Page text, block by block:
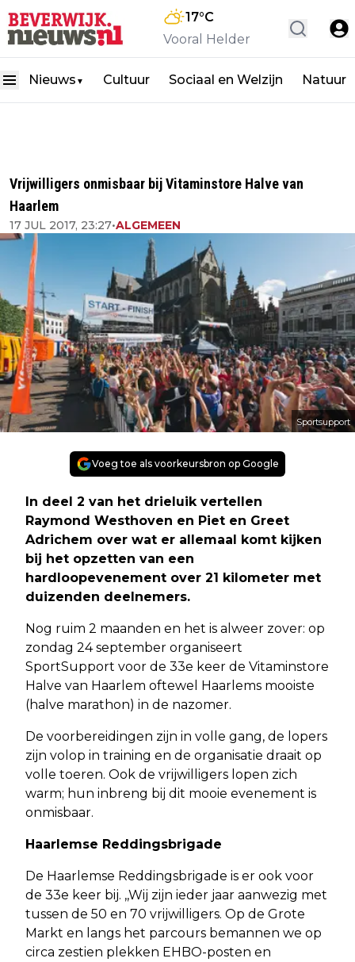
17°C
Vooral Helder
Nieuws ▼ Cultuur Sociaal en Welzijn Natuur
Vrijwilligers onmisbaar bij Vitaminstore Halve van
Haarlem
17 JUL 2017, 23:27•ALGEMEEN
Sportsupport
Voeg toe als voorkeursbron op Google
In deel 2 van het drieluik vertellen
Raymond Westhoven en Piet en Greet
Adrichem over wat er allemaal komt kijken
bij het opzetten van een
hardloopevenement over 21 kilometer met
duizenden deelnemers.
Nog ruim 2 maanden en het is alweer zover: op
zondag 24 september organiseert
SportSupport voor de 33e keer de Vitaminstore
Halve van Haarlem oftewel Haarlems mooiste
(halve marathon) in de nazomer.
De voorbereidingen zijn in volle gang, de lopers
zijn volop in training en de organisatie draait op
volle toeren. Ook de vrijwilligers lopen zich
warm; hun inbreng bij dit mooie evenement is
onmisbaar.
Haarlemse Reddingsbrigade
De Haarlemse Reddingsbrigade is er ook voor
de 33e keer bij. ,,Wij zijn ieder jaar aanwezig met
tussen de 50 en 70 vrijwilligers. Op de Grote
Markt en langs het parcours bemannen we op
circa zestien plekken EHBO-posten en